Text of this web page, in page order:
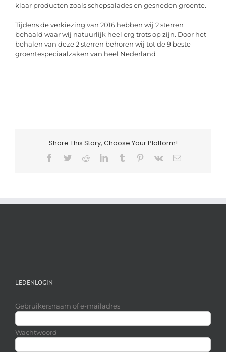
klaar producten zoals schepsalades en gesneden groente.
Tijdens de verkiezing van 2016 hebben wij 2 sterren
behaald waar wij natuurlijk heel erg trots op zijn. Door het
behalen van deze 2 sterren behoren wij tot de 9 beste
groentespeciaalzaken van heel Nederland
Share This Story, Choose Your Platform!
Facebook
TwitterRedditLinkedInTumblr Pinterest
Vk
E-
LEDENLOGIN
Gebruikersnaam of e-mailadres
Wachtwoord